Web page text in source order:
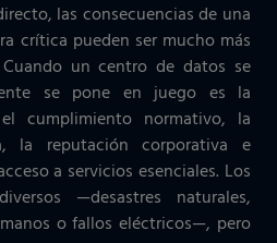
las consecuencias de una
crítica pueden ser mucho más
un centro de datos se
se pone en juego es la
cumplimiento normativo, la
la reputación corporativa e
a servicios esenciales. Los
—desastres naturales,
o fallos eléctricos—, pero